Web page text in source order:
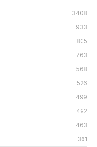
3408
933
805
763
568
526
499
492
463
361